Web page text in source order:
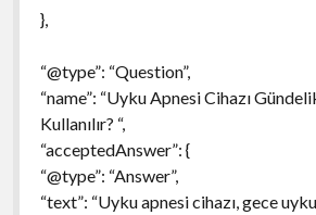
},
“@type”: “Question”,
“name”: “Uyku Apnesi Cihazı
Kullanılır? “,
“acceptedAnswer”: {
“@type”: “Answer”,
“text”: “Uyku apnesi cihazı, gece uyku